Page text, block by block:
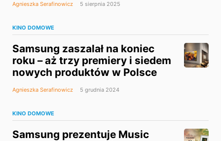
Agnieszka Serafinowicz 5 sierpnia 2025
KINO DOMOWE
Samsung zaszalał na koniec
roku – aż trzy premiery i siedem
nowych produktów w Polsce
Agnieszka Serafinowicz 5 grudnia 2024
KINO DOMOWE
Samsung prezentuje Music